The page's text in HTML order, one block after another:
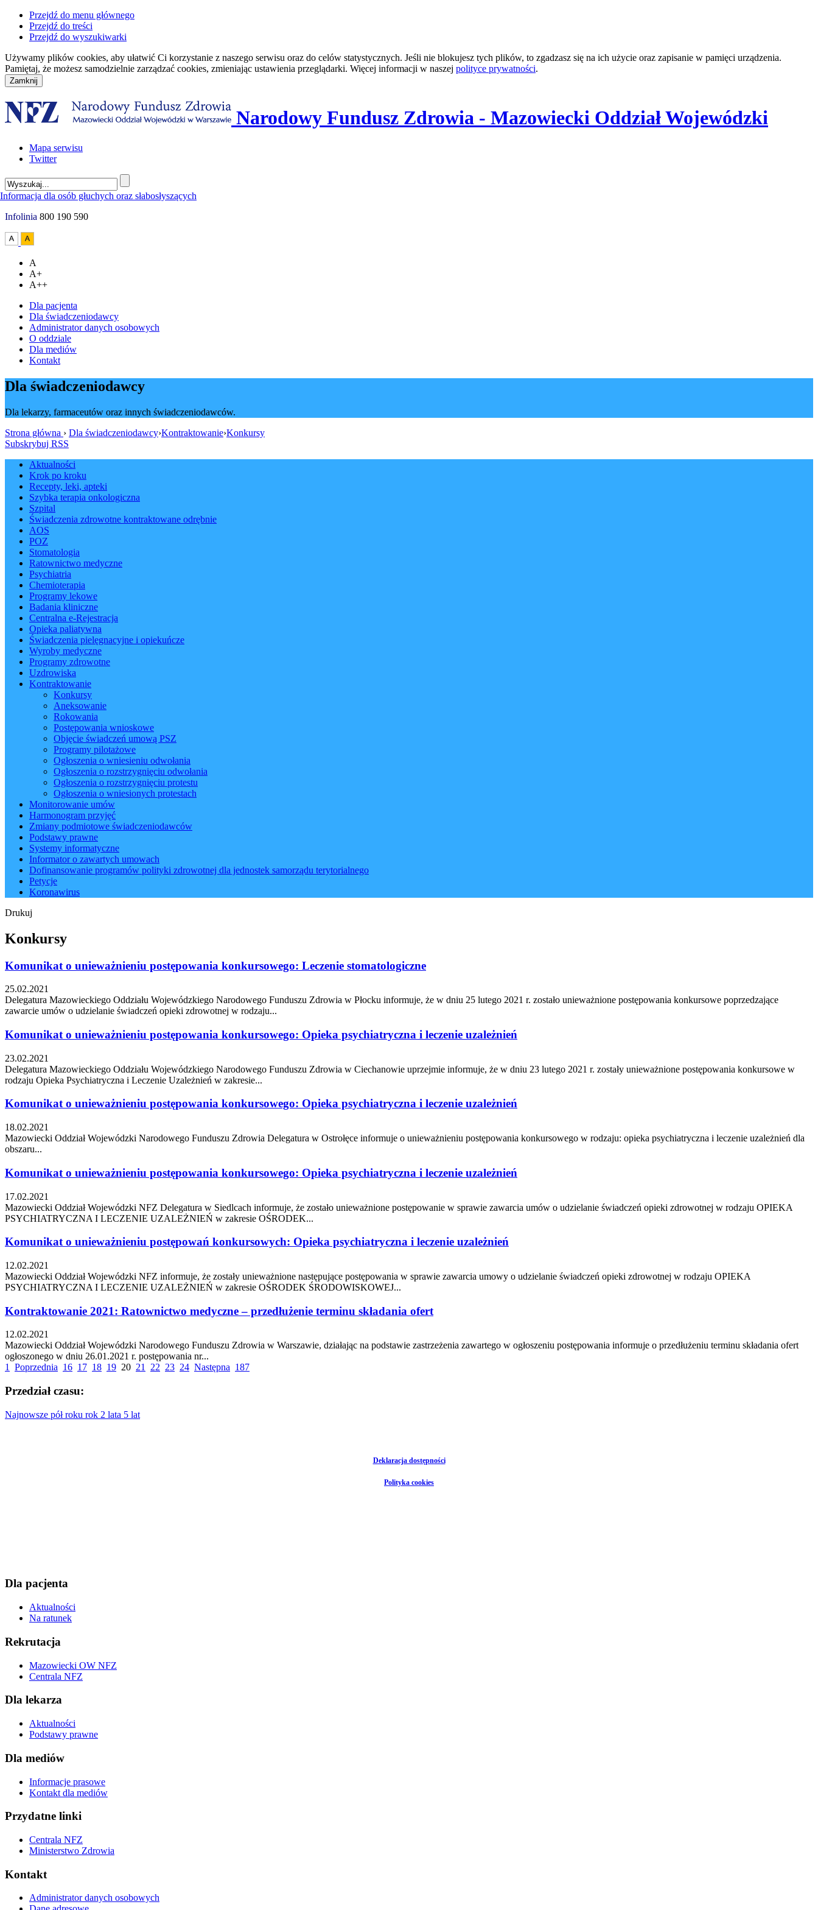
Przejdź do menu głównego
Przejdź do treści
Przejdź do wyszukiwarki
Używamy plików cookies, aby ułatwić Ci korzystanie z naszego serwisu oraz do celów statystycznych. Jeśli nie blokujesz tych plików, to zgadzasz się na ich użycie oraz zapisanie w pamięci urządzenia.
Pamiętaj, że możesz samodzielnie zarządzać cookies, zmieniając ustawienia przeglądarki. Więcej informacji w naszej polityce prywatności.
Narodowy Fundusz Zdrowia - Mazowiecki Oddział Wojewódzki
Mapa serwisu
Twitter
Infolinia 800 190 590
A
A+
A++
Dla pacjenta
Dla świadczeniodawcy
Administrator danych osobowych
O oddziale
Dla mediów
Kontakt
Dla świadczeniodawcy
Dla lekarzy, farmaceutów oraz innych świadczeniodawców.
Strona główna › Dla świadczeniodawcy›Kontraktowanie›Konkursy
Subskrybuj RSS
Aktualności
Krok po kroku
Recepty, leki, apteki
Szybka terapia onkologiczna
Szpital
Świadczenia zdrowotne kontraktowane odrębnie
AOS
POZ
Stomatologia
Ratownictwo medyczne
Psychiatria
Chemioterapia
Programy lekowe
Badania kliniczne
Centralna e-Rejestracja
Opieka paliatywna
Świadczenia pielęgnacyjne i opiekuńcze
Wyroby medyczne
Programy zdrowotne
Uzdrowiska
Kontraktowanie
Konkursy
Aneksowanie
Rokowania
Postępowania wnioskowe
Objęcie świadczeń umową PSZ
Programy pilotażowe
Ogłoszenia o wniesieniu odwołania
Ogłoszenia o rozstrzygnięciu odwołania
Ogłoszenia o rozstrzygnięciu protestu
Ogłoszenia o wniesionych protestach
Monitorowanie umów
Harmonogram przyjęć
Zmiany podmiotowe świadczeniodawców
Podstawy prawne
Systemy informatyczne
Informator o zawartych umowach
Dofinansowanie programów polityki zdrowotnej dla jednostek samorządu terytorialnego
Petycje
Koronawirus
Drukuj
Konkursy
Komunikat o unieważnieniu postępowania konkursowego: Leczenie stomatologiczne
25.02.2021
Delegatura Mazowieckiego Oddziału Wojewódzkiego Narodowego Funduszu Zdrowia w Płocku informuje, że w dniu 25 lutego 2021 r. zostało unieważnione postępowania konkursowe poprzedzające
zawarcie umów o udzielanie świadczeń opieki zdrowotnej w rodzaju...
Komunikat o unieważnieniu postępowania konkursowego: Opieka psychiatryczna i leczenie uzależnień
23.02.2021
Delegatura Mazowieckiego Oddziału Wojewódzkiego Narodowego Funduszu Zdrowia w Ciechanowie uprzejmie informuje, że w dniu 23 lutego 2021 r. zostały unieważnione postępowania konkursowe w
rodzaju Opieka Psychiatryczna i Leczenie Uzależnień w zakresie...
Komunikat o unieważnieniu postępowania konkursowego: Opieka psychiatryczna i leczenie uzależnień
18.02.2021
Mazowiecki Oddział Wojewódzki Narodowego Funduszu Zdrowia Delegatura w Ostrołęce informuje o unieważnieniu postępowania konkursowego w rodzaju: opieka psychiatryczna i leczenie uzależnień dla
obszaru...
Komunikat o unieważnieniu postępowania konkursowego: Opieka psychiatryczna i leczenie uzależnień
17.02.2021
Mazowiecki Oddział Wojewódzki NFZ Delegatura w Siedlcach informuje, że zostało unieważnione postępowanie w sprawie zawarcia umów o udzielanie świadczeń opieki zdrowotnej w rodzaju OPIEKA
PSYCHIATRYCZNA I LECZENIE UZALEŻNIEŃ w zakresie OŚRODEK...
Komunikat o unieważnieniu postępowań konkursowych: Opieka psychiatryczna i leczenie uzależnień
12.02.2021
Mazowiecki Oddział Wojewódzki NFZ informuje, że zostały unieważnione następujące postępowania w sprawie zawarcia umowy o udzielanie świadczeń opieki zdrowotnej w rodzaju OPIEKA
PSYCHIATRYCZNA I LECZENIE UZALEŻNIEŃ w zakresie OŚRODEK ŚRODOWISKOWEJ...
Kontraktowanie 2021: Ratownictwo medyczne – przedłużenie terminu składania ofert
12.02.2021
Mazowiecki Oddział Wojewódzki Narodowego Funduszu Zdrowia w Warszawie, działając na podstawie zastrzeżenia zawartego w ogłoszeniu postępowania informuje o przedłużeniu terminu składania ofert
ogłoszonego w dniu 26.01.2021 r. postępowania nr...
1 Poprzednia 16 17 18 19 20 21 22 23 24 Następna 187
Przedział czasu:
Najnowsze pół roku rok 2 lata 5 lat
Deklaracja dostępności
Polityka cookies
Dla pacjenta
Aktualności
Na ratunek
Rekrutacja
Mazowiecki OW NFZ
Centrala NFZ
Dla lekarza
Aktualności
Podstawy prawne
Dla mediów
Informacje prasowe
Kontakt dla mediów
Przydatne linki
Centrala NFZ
Ministerstwo Zdrowia
Kontakt
Administrator danych osobowych